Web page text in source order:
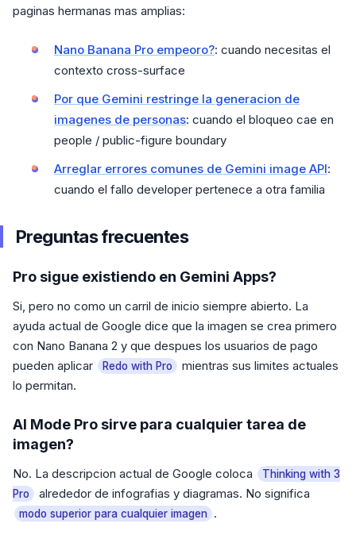
paginas hermanas mas amplias:
Nano Banana Pro empeoro?: cuando necesitas el
contexto cross-surface
Por que Gemini restringe la generacion de
imagenes de personas: cuando el bloqueo cae en
people / public-figure boundary
Arreglar errores comunes de Gemini image API:
cuando el fallo developer pertenece a otra familia
Preguntas frecuentes
Pro sigue existiendo en Gemini Apps?
Si, pero no como un carril de inicio siempre abierto. La
ayuda actual de Google dice que la imagen se crea primero
con Nano Banana 2 y que despues los usuarios de pago
pueden aplicar
Redo with Pro
mientras sus limites actuales
lo permitan.
AI Mode Pro sirve para cualquier tarea de
imagen?
No. La descripcion actual de Google coloca
Thinking with 3
Pro
alrededor de infografias y diagramas. No significa
modo superior para cualquier imagen .